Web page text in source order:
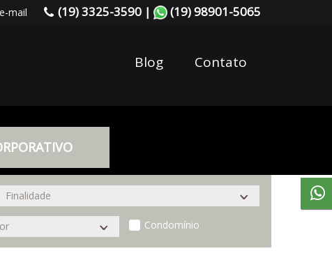
mail (19) 3325-3590 | (19) 98901-5065
Blog Contato
Condomínio